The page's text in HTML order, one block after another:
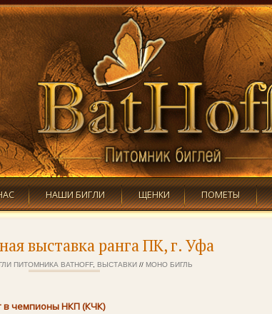
Skip to content
НАШИ БИГЛИ ЩЕНКИ ПОМЕТЫ
выставка ранга ПК, г. Уфа
ПИТОМНИКА BATHOFF, ВЫСТАВКИ // МОНО БИГЛЬ
в чемпионы НКП (КЧК)